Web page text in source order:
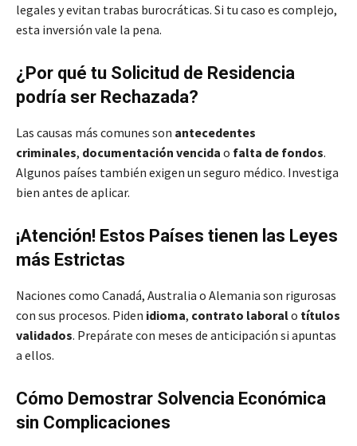
legales y evitan trabas burocráticas. Si tu caso es complejo,
esta inversión vale la pena.
¿Por qué tu Solicitud de Residencia
podría ser Rechazada?
Las causas más comunes son antecedentes
criminales, documentación vencida o falta de fondos.
Algunos países también exigen un seguro médico. Investiga
bien antes de aplicar.
¡Atención! Estos Países tienen las Leyes
más Estrictas
Naciones como Canadá, Australia o Alemania son rigurosas
con sus procesos. Piden idioma, contrato laboralo títulos
validados. Prepárate con meses de anticipación si apuntas
a ellos.
Cómo Demostrar Solvencia Económica
sin Complicaciones